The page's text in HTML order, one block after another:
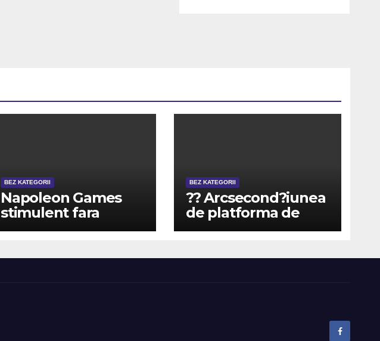
BEZ KATEGORII
Napoleon Games
stimulent fara
depunere Pur ?i
tambur
BEZ KATEGORII
?? Arcsecond?iunea
de platforma de
jocuri de noroc la